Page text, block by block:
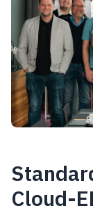
Cloud-